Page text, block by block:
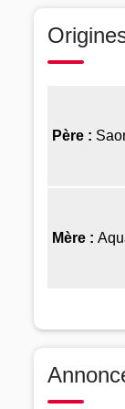
Père :
Mère :